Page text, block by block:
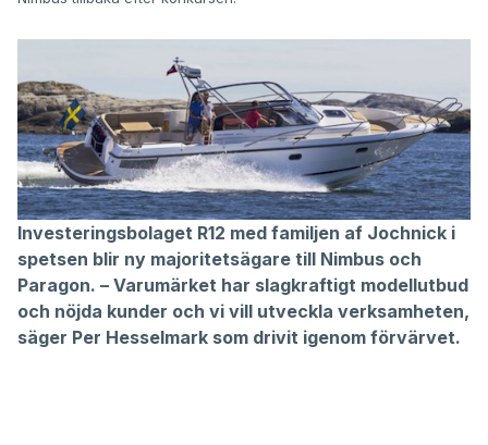
Investeringsbolaget R12 med familjen af Jochnick i
spetsen blir ny majoritetsägare till Nimbus och
Paragon. – Varumärket har slagkraftigt modellutbud
och nöjda kunder och vi vill utveckla verksamheten,
säger Per Hesselmark som drivit igenom förvärvet.